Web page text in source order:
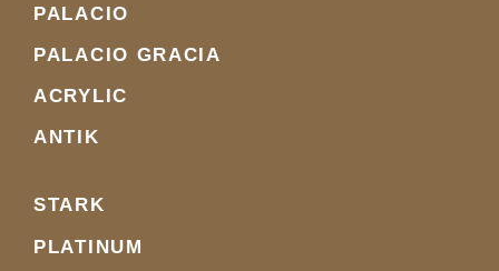
PALACIO
PALACIO GRACIA
ACRYLIC
ANTIK
STARK
PLATINUM